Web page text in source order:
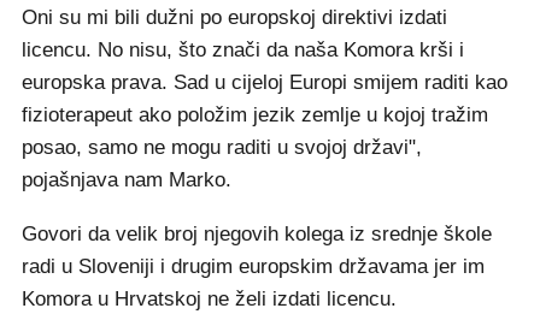
Oni su mi bili dužni po europskoj direktivi izdati
licencu. No nisu, što znači da naša Komora krši i
europska prava. Sad u cijeloj Europi smijem raditi kao
fizioterapeut ako položim jezik zemlje u kojoj tražim
posao, samo ne mogu raditi u svojoj državi",
pojašnjava nam Marko.
Govori da velik broj njegovih kolega iz srednje škole
radi u Sloveniji i drugim europskim državama jer im
Komora u Hrvatskoj ne želi izdati licencu.